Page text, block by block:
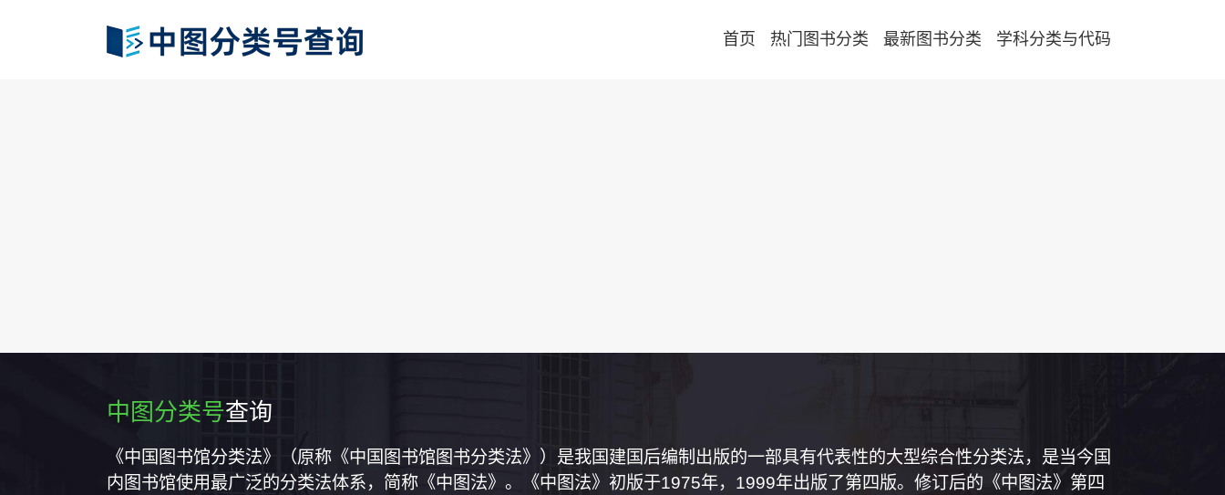
首页 热门图书分类 最新图书分类 学科分类与代码
中图分类号查询
《中国图书馆分类法》（原称《中国图书馆图书分类法》）是我国建国后编制出版的一部具有代表性的大型综合性分类法，是当今国
内图书馆使用最广泛的分类法体系，简称《中图法》。《中图法》初版于1975年，1999年出版了第四版。修订后的《中图法》第四